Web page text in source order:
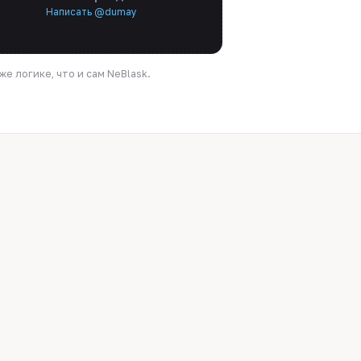
Написать @dumay
логике, что и сам NeBlask.